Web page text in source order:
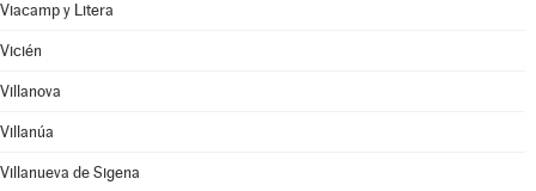
Viacamp y Litera
Vicién
Villanova
Villanúa
Villanueva de Sigena